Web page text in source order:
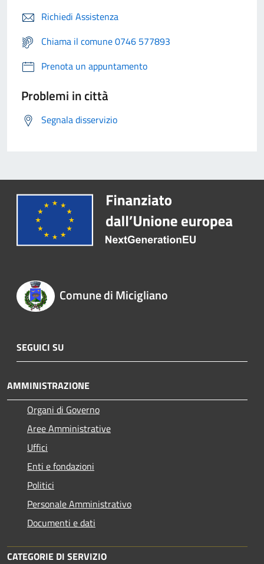
Richiedi Assistenza
Chiama il comune 0746 577893
Prenota un appuntamento
Problemi in città
Segnala disservizio
Comune di Micigliano
SEGUICI SU
AMMINISTRAZIONE
Organi di Governo
Aree Amministrative
Uffici
Enti e fondazioni
Politici
Personale Amministrativo
Documenti e dati
CATEGORIE DI SERVIZIO